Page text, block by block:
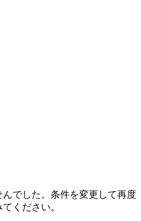
でした。条件を変更して再度
ください。